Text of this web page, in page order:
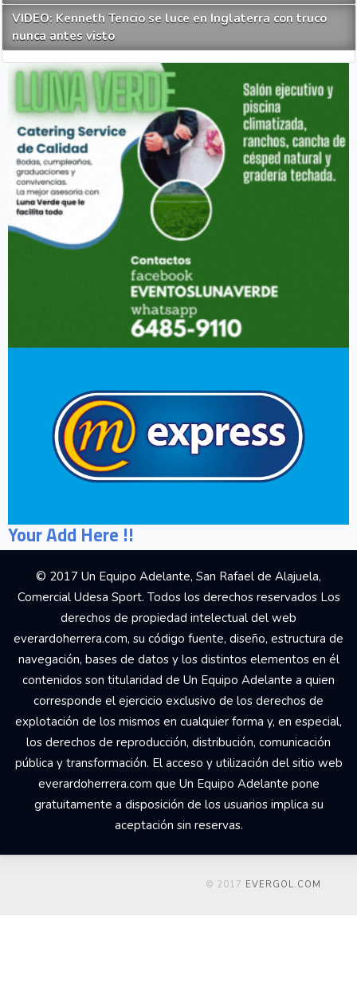
VIDEO: Kenneth Tencio se luce en Inglaterra con truco
nunca antes visto
Your Add Here !!
© 2017 Un Equipo Adelante, San Rafael de Alajuela,
Comercial Udesa Sport. Todos los derechos reservados Los
derechos de propiedad intelectual del web
everardoherrera.com, su código fuente, diseño, estructura de
navegación, bases de datos y los distintos elementos en él
contenidos son titularidad de Un Equipo Adelante a quien
corresponde el ejercicio exclusivo de los derechos de
explotación de los mismos en cualquier forma y, en especial,
los derechos de reproducción, distribución, comunicación
pública y transformación. El acceso y utilización del sitio web
everardoherrera.com que Un Equipo Adelante pone
gratuitamente a disposición de los usuarios implica su
aceptación sin reservas.
© 2017 EVERGOL.COM